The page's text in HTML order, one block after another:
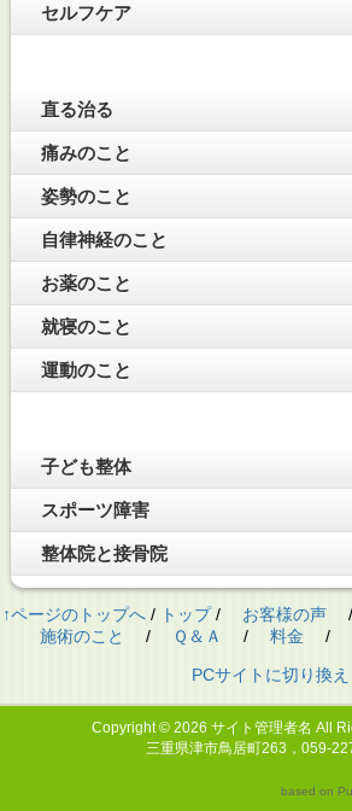
セルフケア
直る治る
痛みのこと
姿勢のこと
自律神経のこと
お薬のこと
就寝のこと
運動のこと
子ども整体
スポーツ障害
整体院と接骨院
↑ページのトップへ/ トップ/ お客様の声 /
施術のこと
/ Ｑ＆Ａ / 料金 /
PCサイトに切り換え
Copyright © 2026 サイト管理者名 All
三重県津市鳥居町263，059-
based on